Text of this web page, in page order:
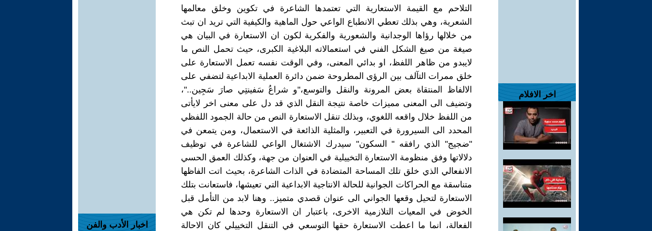
اخر الافلام
التلاحم مع القيمة الاستعارية التي تعتمدها الشاعرة في تكوين وخلق معالمها
الشعرية، وهي بذلك تعطي الانطباع الواعي حول الماهية والكيفية التي تريد ان تبث
من خلالها رؤاها الوجدانية والشعورية والفكرية لكون ان الاستعارة في البيان هي
صيغة من صيغ الشكل الفني في استعمالاته البلاغية الكبرى، حيث تحمل النص ما
لايبدو من ظاهر اللفظ، او بدائي المعنى، وفي الوقت نفسه تعمل الاستعارة على
خلق ممرات التآلف بين الرؤى المطروحة ضمن دائرة العملية الابداعية لتضفي على
الالفاظ المنتقاة بعض المرونة والنقل والتوسع،"و شراعُ سَفينتِي صارَ سَجِين.."،
وتضيف الى المعنى مميزات خاصة نتيجة النقل الذي قد دل على معنى اخر لايأتى
من اللفظ خلال واقعه اللغوي، وبذلك تنقل الاستعارة النص من حالة الجمود اللفظي
المحدد الى السيرورة في التعبير، والمثلية الذائعة في الاستعمال، ومن يتمعن في
"ضجيج" الذي رافقه " السكون" سيدرك الاشتغال الواعي للشاعرة في توظيف
دلالاتها وفق منظومة الاستعارة التخييلية في العنوان من جهة، وكذلك العمق الحسي
الانفعالي الذي خلق تلك المساحة المتضادة في الذات الشاعرة، بحيث اتت الفاظها
متناسقة مع الحراكات الجوانية للحالة الانتاجية الابداعية التي تعيشها، فاستعانت بتلك
الاستعارة لتحيل وقعها الجواني الى عنوان قصدي متميز.. وهنا لابد من التأمل قبل
الخوض في المعيات التلازمية الاخرى، باعتبار ان الاستعارة وحدها لم تكن هي
الفعالة، انما ما اعطت الاستعارة حقها التوسعي في التنقل التخييلي كان الاحالة
اخبار الأدب والفن